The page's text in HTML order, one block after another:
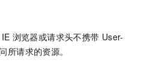
IE 浏览器或请求头不携带 User-
所请求的资源。